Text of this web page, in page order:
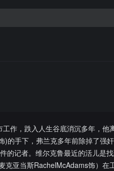
作，跌入人生谷底消沉多年，他
)的手下，弗兰克多年前除掉了强
的记者。维尔克鲁最近的活儿是
克亚当斯RachelMcAdams饰）在